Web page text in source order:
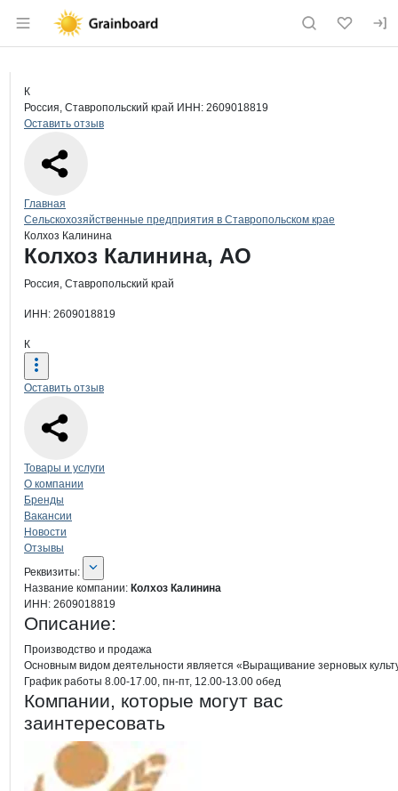
Раздел навигации по сайту
Страница компании
Страница компании
Краткая информация о компании
К
Россия, Ставропольский край ИНН: 2609018819
Оставить отзыв
Навигация по сайту
Главная
Сельскохозяйственные предприятия в Ставропольском крае
Колхоз Калинина
Основная информация о компании
Колхоз Калинина, АО
Россия, Ставропольский край
ИНН: 2609018819
К
Оставить отзыв
Навигация по странице
Товары и услуги
О компании
Бренды
Вакансии
Новости
Отзывы
О компании
Реквизиты
Реквизиты:
Название компании: Колхоз Калинина
ИНН: 2609018819
Описание:
Производство и продажа
Основным видом деятельности является «Выращивание зерновых
График работы 8.00-17.00, пн-пт, 12.00-13.00 обед
Компании, которые могут вас
заинтересовать